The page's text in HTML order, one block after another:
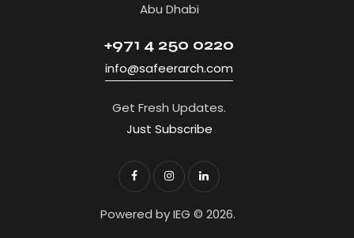
Abu Dhabi
+971 4 250 0220
info@safeerarch.com
Get Fresh Updates.
Just Subscribe
Powered by IEG © 2026.